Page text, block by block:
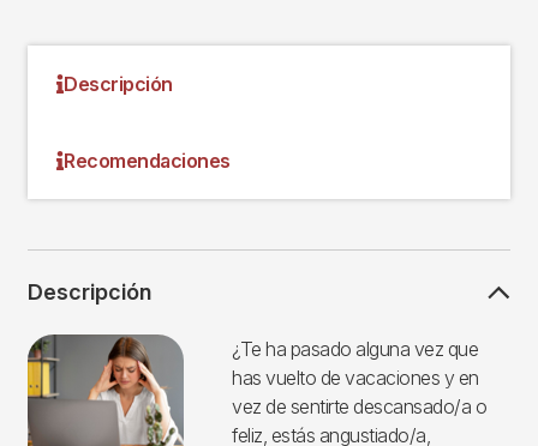
Descripción
Recomendaciones
Descripción
Imagen
¿Te ha pasado alguna vez que
has vuelto de vacaciones y en
vez de sentirte descansado/a o
feliz, estás angustiado/a,